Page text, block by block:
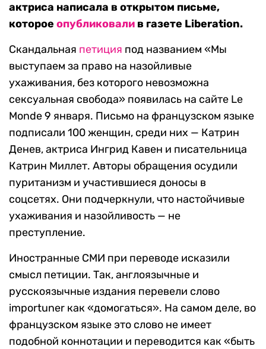
актриса написала в открытом письме,
которое опубликовали в газете Liberation.
Скандальная петиция под названием «Мы
выступаем за право на назойливые
ухаживания, без которого невозможна
сексуальная свобода» появилась на сайте Le
Monde 9 января. Письмо на французском языке
подписали 100 женщин, среди них — Катрин
Денев, актриса Ингрид Кавен и писательница
Катрин Миллет. Авторы обращения осудили
пуританизм и участившиеся доносы в
соцсетях. Они подчеркнули, что настойчивые
ухаживания и назойливость — не
преступление.
Иностранные СМИ при переводе исказили
смысл петиции. Так, англоязычные и
русскоязычные издания перевели слово
importuner как «домогаться». На самом деле, во
французском языке это слово не имеет
подобной коннотации и переводится как «быть